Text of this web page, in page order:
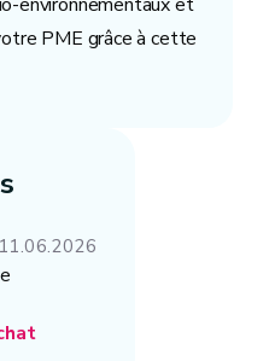
PME grâce à cette
11.06.2026